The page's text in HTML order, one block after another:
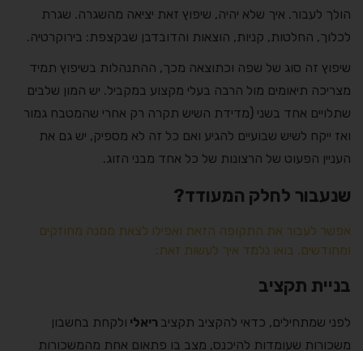
הולך לעבור. איך שלא יהיה, שיפוץ זאת יציאה מהשגרה. שגרת
לכלוך, החלטות, קניות, הוצאות והדובדבן שבקצפת: בירוקרטיה.
שיפוץ זה סוג של שפה וכתוצאה מכך, ההתנהלות בשיפוץ תמיד
מצריכה תיאומים מול הרבה בעלי מקצוע במקביל. יש המון שלבים
שתלויים אחד בשני (מדידת השיש תקרה רק אחרי שהמטבח גמור
ואז ייקח לשיש שבועיים להגיע ואם כל זה לא מספיק, יש גם את
העניין הפעוט של הרצונות של כל אחד מבני הזוג.
שנעבור לחלק המעודד?
אפשר לעבור את התקופה הזאת ואפילו לצאת ממנה מחוזקים
ומחודשים. בואו נלמד איך לעשות זאת:
בניית תקציב
לפני שמתחילים, כדאי להקציב תקציב ריאלי ולקחת בחשבון
משכורות שעומדות להיכנס, מצב בו פתאום אחת מהמשכורות